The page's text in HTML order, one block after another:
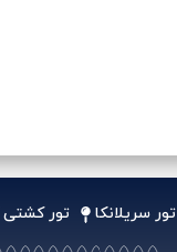
تور سریلانکا تور کشتی